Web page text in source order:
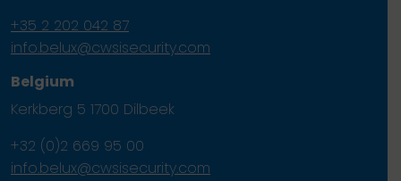
+35 2 202 042 87
info.belux@cwsisecurity.com
Belgium
Kerkberg 5 1700 Dilbeek
+32 (0)2 669 95 00
info.belux@cwsisecurity.com